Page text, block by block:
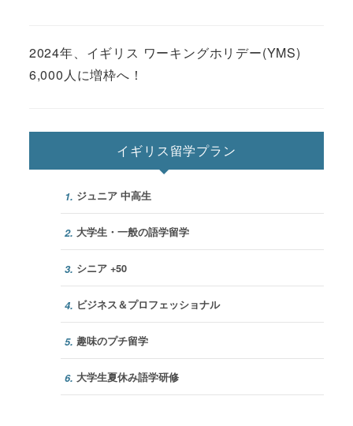
2024年、イギリス ワーキングホリデー(YMS)
6,000人に増枠へ！
イギリス留学プラン
1. ジュニア 中高生
2. 大学生・一般の語学留学
3. シニア +50
4. ビジネス＆プロフェッショナル
5. 趣味のプチ留学
6. 大学生夏休み語学研修